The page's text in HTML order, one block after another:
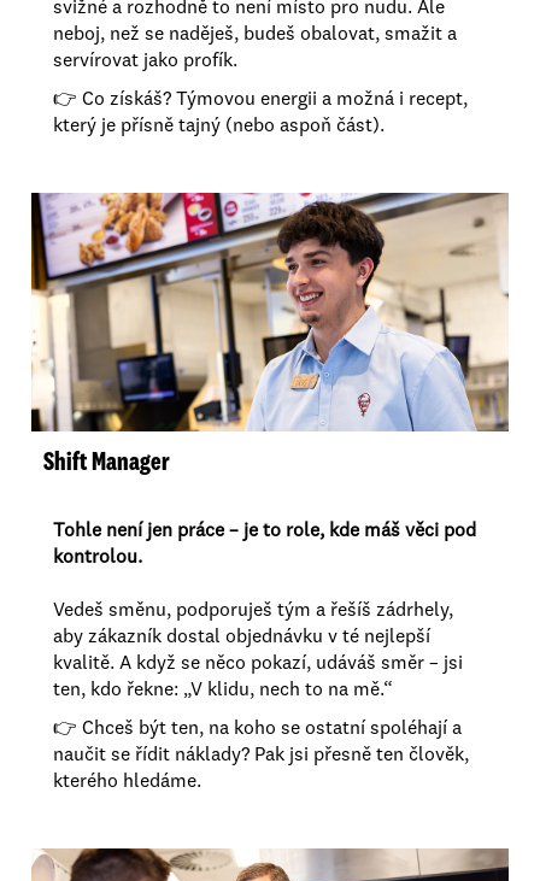
svižné a rozhodně to není místo pro nudu. Ale
neboj, než se naděješ, budeš obalovat, smažit a
servírovat jako profík.
👉 Co získáš? Týmovou energii a možná i recept,
který je přísně tajný (nebo aspoň část).
Shift Manager
Tohle není jen práce – je to role, kde máš věci pod
kontrolou.
Vedeš směnu, podporuješ tým a řešíš zádrhely,
aby zákazník dostal objednávku v té nejlepší
kvalitě. A když se něco pokazí, udáváš směr – jsi
ten, kdo řekne: „V klidu, nech to na mě.“
👉 Chceš být ten, na koho se ostatní spoléhají a
naučit se řídit náklady? Pak jsi přesně ten člověk,
kterého hledáme.